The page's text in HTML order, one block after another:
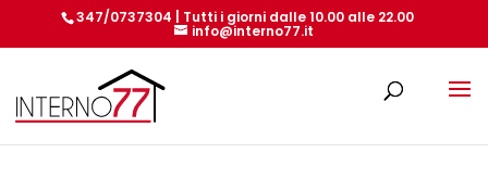
347/0737304 | Tutti i giorni dalle 10.00 alle 22.00
info@interno77.it